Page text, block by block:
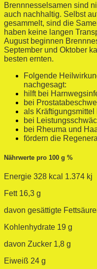
Brennnesselsamen sind
auch nachhaltig. Selbst
gesammelt, sind die
haben keine langen
August beginnen
September und Oktober
besten ernten.
Folgende
nachgesagt:
hilft bei
bei
als
bei
bei Rheuma und
fördern die
Nährwerte pro 100 g %
Energie 328 kcal 1.374 kj
Fett 16,3 g
davon gesättigte
Kohlenhydrate 19 g
davon Zucker 1,8 g
Eiweiß 24 g